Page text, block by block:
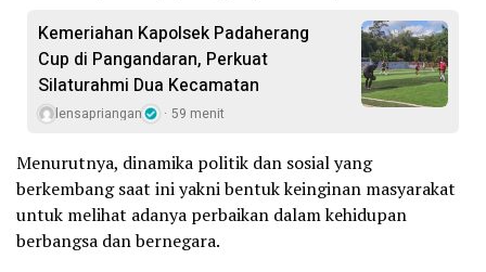
Kemeriahan Kapolsek Padaherang
Cup di Pangandaran, Perkuat
Silaturahmi Dua Kecamatan
lensapriangan 59 menit
Menurutnya, dinamika politik dan sosial yang
berkembang saat ini yakni bentuk keinginan masyarakat
untuk melihat adanya perbaikan dalam kehidupan
berbangsa dan bernegara.